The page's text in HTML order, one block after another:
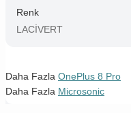
Renk
LACİVERT
Daha Fazla OnePlus 8 Pro
Daha Fazla Microsonic